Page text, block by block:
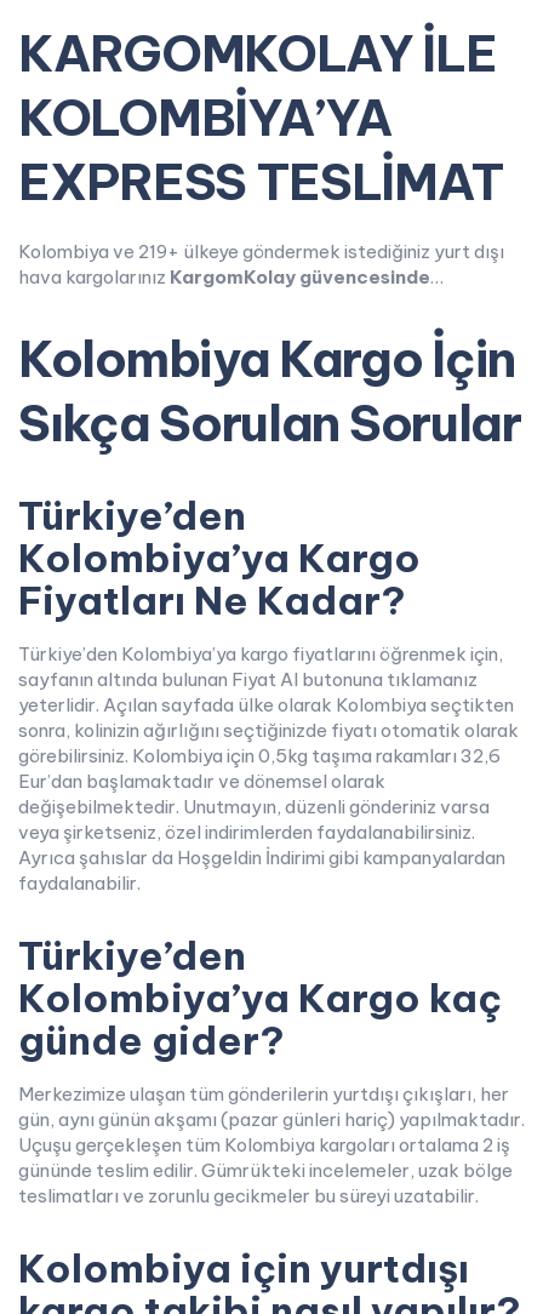
KARGOMKOLAY İLE
KOLOMBİYA’YA
EXPRESS TESLİMAT
Kolombiya ve 219+ ülkeye göndermek istediğiniz yurt dışı
hava kargolarınız KargomKolay güvencesinde…
Kolombiya Kargo İçin
Sıkça Sorulan Sorular
Türkiye’den
Kolombiya’ya Kargo
Fiyatları Ne Kadar?
Türkiye’den Kolombiya’ya kargo fiyatlarını öğrenmek için,
sayfanın altında bulunan Fiyat Al butonuna tıklamanız
yeterlidir. Açılan sayfada ülke olarak Kolombiya seçtikten
sonra, kolinizin ağırlığını seçtiğinizde fiyatı otomatik olarak
görebilirsiniz. Kolombiya için 0,5kg taşıma rakamları 32,6
Eur’dan başlamaktadır ve dönemsel olarak
değişebilmektedir. Unutmayın, düzenli gönderiniz varsa
veya şirketseniz, özel indirimlerden faydalanabilirsiniz.
Ayrıca şahıslar da Hoşgeldin İndirimi gibi kampanyalardan
faydalanabilir.
Türkiye’den
Kolombiya’ya Kargo kaç
günde gider?
Merkezimize ulaşan tüm gönderilerin yurtdışı çıkışları, her
gün, aynı günün akşamı (pazar günleri hariç) yapılmaktadır.
Uçuşu gerçekleşen tüm Kolombiya kargoları ortalama 2 iş
gününde teslim edilir. Gümrükteki incelemeler, uzak bölge
teslimatları ve zorunlu gecikmeler bu süreyi uzatabilir.
Kolombiya için yurtdışı